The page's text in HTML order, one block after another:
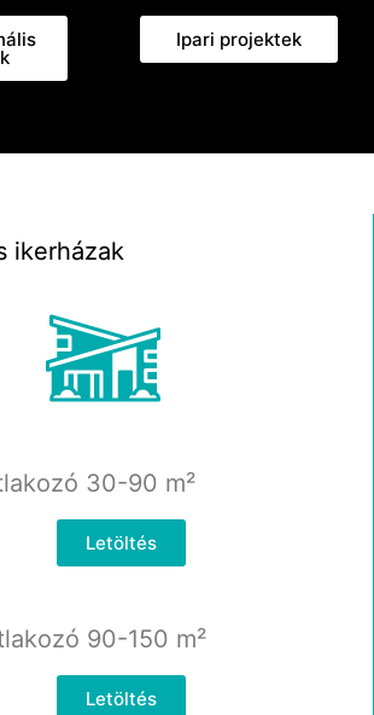
Ipari projektek
ikerházak
30-90 m²
Letöltés
90-150 m²
Letöltés